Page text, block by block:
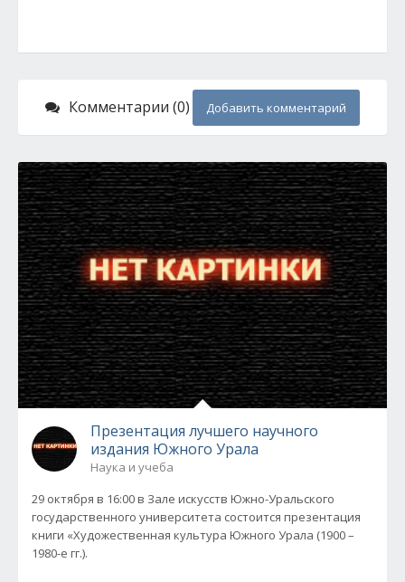
Комментарии (0) Добавить комментарий
Презентация лучшего научного
издания Южного Урала
Наука и учеба
29 октября в 16:00 в Зале искусств Южно-Уральского
государственного университета состоится презентация
книги «Художественная культура Южного Урала (1900 –
1980-е гг.).